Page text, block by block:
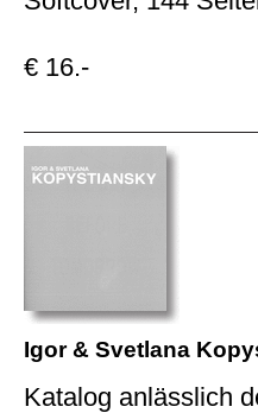
€ 16.-
Igor & Svetlana
Katalog anlässlich